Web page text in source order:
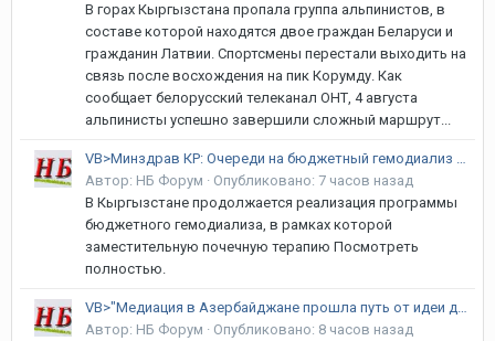
В горах Кыргызстана пропала группа альпинистов, в
составе которой находятся двое граждан Беларуси и
гражданин Латвии. Спортсмены перестали выходить на
связь после восхождения на пик Корумду. Как
сообщает белорусский телеканал ОНТ, 4 августа
альпинисты успешно завершили сложный маршрут...
VB>Минздрав КР: Очереди на бюджетный гемодиализ в стране нет
Автор: НБ Форум · Опубликовано: 7 часов назад
В Кыргызстане продолжается реализация программы
бюджетного гемодиализа, в рамках которой
заместительную почечную терапию Посмотреть
полностью.
VB>"Медиация в Азербайджане прошла путь от идеи до работающей системы"
Автор: НБ Форум · Опубликовано: 8 часов назад